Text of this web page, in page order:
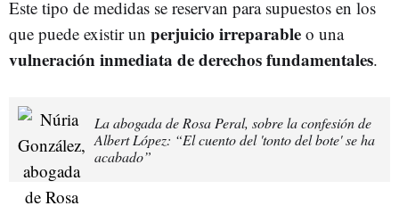
Este tipo de medidas se reservan para supuestos en los
que puede existir un perjuicio irreparable o una
vulneración inmediata de derechos fundamentales.
La abogada de Rosa Peral, sobre la confesión de
Albert López: “El cuento del 'tonto del bote' se ha
acabado”